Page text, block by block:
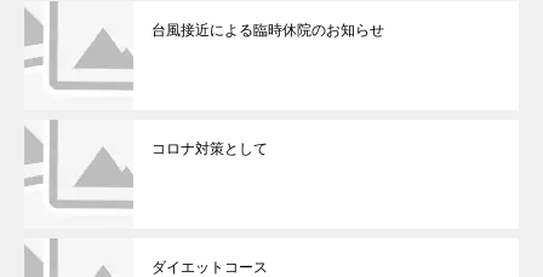
台風接近による臨時休院のお知らせ
コロナ対策として
ダイエットコース